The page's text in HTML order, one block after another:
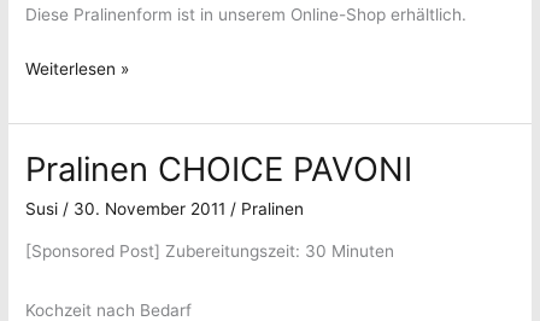
Diese Pralinenform ist in unserem Online-Shop erhältlich.
PRALINEN
Weiterlesen »
Pralinen CHOICE PAVONI
Susi / 30. November 2011 / Pralinen
[Sponsored Post] Zubereitungszeit: 30 Minuten
Kochzeit nach Bedarf